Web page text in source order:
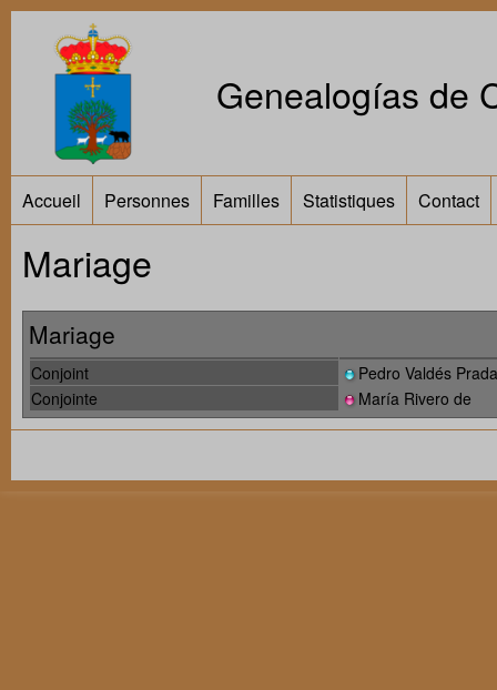
Genealogías de
Accueil Personnes Familles Statistiques Contact
Mariage
Mariage
Conjoint
Pedro Valdés Prada
Conjointe
María Rivero de